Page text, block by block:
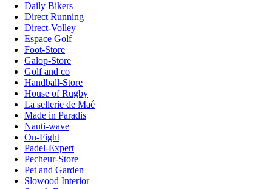
Daily Bikers
Direct Running
Direct-Volley
Espace Golf
Foot-Store
Galop-Store
Golf and co
Handball-Store
House of Rugby
La sellerie de Maé
Made in Paradis
Nauti-wave
On-Fight
Padel-Expert
Pecheur-Store
Pet and Garden
Slowood Interior